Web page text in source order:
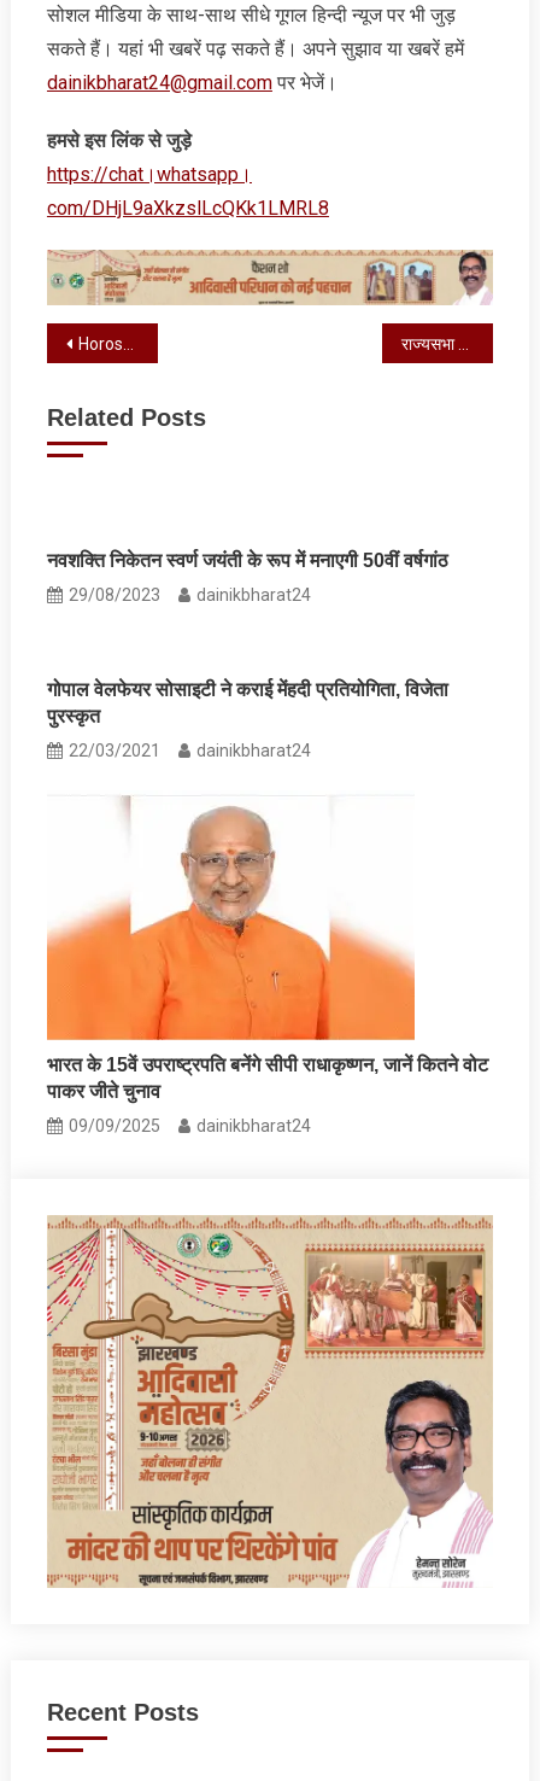
सोशल मीडिया के साथ-साथ सीधे गूगल हिन्‍दी न्‍यूज पर भी जुड़
सकते हैं। यहां भी खबरें पढ़ सकते हैं। अपने सुझाव या खबरें हमें
dainikbharat24@gmail.comपर भेजें।
हमसे इस लिंक से जुड़े
https://chat।whatsapp।
com/DHjL9aXkzslLcQKk1LMRL8
Post
Horoscope Today : आज का राशिफल, जानें कैसा रहेगा आपका दिन
Related Posts
नवशक्ति निकेतन स्‍वर्ण जयंती के रूप में मनाएगी 50वीं वर्षगांठ
29/08/2023 dainikbharat24
गोपाल वेलफेयर सोसाइटी ने कराई मेंहदी प्रतियोगिता, विजेता
पुरस्‍कृत
22/03/2021 dainikbharat24
भारत के 15वें उपराष्ट्रपति बनेंगे सीपी राधाकृष्णन, जानें कितने वोट
पाकर जीते चुनाव
09/09/2025 dainikbharat24
Recent Posts